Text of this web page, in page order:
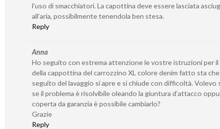
l’uso di smacchiatori. La capottina deve essere lasciata
all’aria, possibilmente tenendola ben stesa.
Reply
Anna
Ho seguito con estrema attenzione le vostre istruzioni per il
della cappottina del carrozzino XL colore denim fatto sta che
seguito del lavaggio si apre e si chiude con difficoltà. Volevo
se il problema è risolvibile oleando la giuntura d’attacco
coperta da garanzia è possibile cambiarlo?
Grazie
Reply